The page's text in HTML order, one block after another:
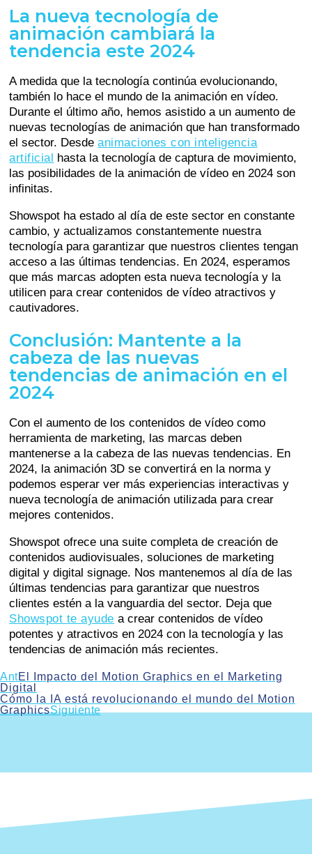
La nueva tecnología de
animación cambiará la
tendencia este 2024
A medida que la tecnología continúa evolucionando,
también lo hace el mundo de la animación en vídeo.
Durante el último año, hemos asistido a un aumento de
nuevas tecnologías de animación que han transformado
el sector. Desdeanimaciones con inteligencia
artificial hasta la tecnología de captura de movimiento,
las posibilidades de la animación de vídeo en 2024 son
infinitas.
Showspot ha estado al día de este sector en constante
cambio, y actualizamos constantemente nuestra
tecnología para garantizar que nuestros clientes tengan
acceso a las últimas tendencias. En 2024, esperamos
que más marcas adopten esta nueva tecnología y la
utilicen para crear contenidos de vídeo atractivos y
cautivadores.
Conclusión: Mantente a la
cabeza de las nuevas
tendencias de animación en el
2024
Con el aumento de los contenidos de vídeo como
herramienta de marketing, las marcas deben
mantenerse a la cabeza de las nuevas tendencias. En
2024, la animación 3D se convertirá en la norma y
podemos esperar ver más experiencias interactivas y
nueva tecnología de animación utilizada para crear
mejores contenidos.
Showspot ofrece una suite completa de creación de
contenidos audiovisuales, soluciones de marketing
digital y digital signage. Nos mantenemos al día de las
últimas tendencias para garantizar que nuestros
clientes estén a la vanguardia del sector. Deja que
Showspot te ayude a crear contenidos de vídeo
potentes y atractivos en 2024 con la tecnología y las
tendencias de animación más recientes.
AntEl Impacto del Motion Graphics en el Marketing
Digital
Cómo la IA está revolucionando el mundo del Motion
GraphicsSiguiente